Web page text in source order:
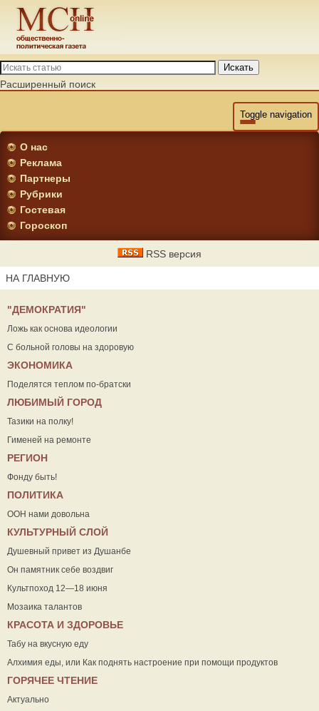
Искать
Расширенный поиск
Toggle navigation
О нас
Реклама
Партнеры
Рубрики
Гостевая
Гороскоп
RSS версия
НА ГЛАВНУЮ
"ДЕМОКРАТИЯ"
Ложь как основа идеологии
С больной головы на здоровую
ЭКОНОМИКА
Поделятся теплом по-братски
ЛЮБИМЫЙ ГОРОД
Тазики на полку!
Гименей на ремонте
РЕГИОН
Фонду быть!
ПОЛИТИКА
ООН нами довольна
КУЛЬТУРНЫЙ СЛОЙ
Душевный привет из Душанбе
Он памятник себе воздвиг
Культпоход 12—18 июня
Мозаика талантов
КРАСОТА И ЗДОРОВЬЕ
Табу на вкусную еду
Алхимия еды, или Как поднять настроение при помощи продуктов
ГОРЯЧЕЕ ЧТЕНИЕ
Актуально